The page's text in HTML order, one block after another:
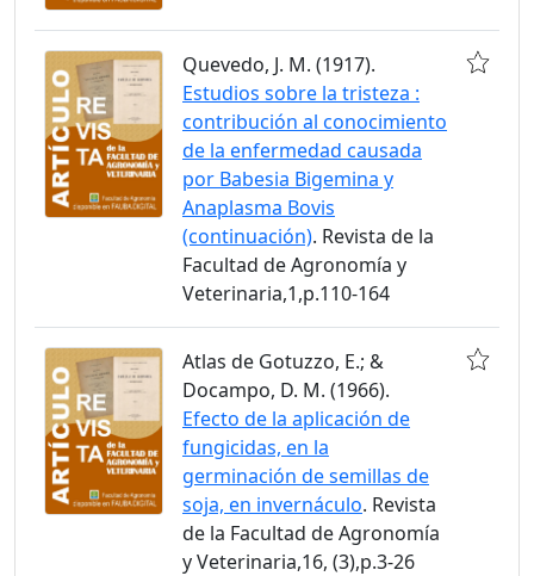
Quevedo, J. M. (1917).
Estudios sobre la tristeza :
contribución al conocimiento
de la enfermedad causada
por Babesia Bigemina y
Anaplasma Bovis
(continuación). Revista de la
Facultad de Agronomía y
Veterinaria,1,p.110-164
Atlas de Gotuzzo, E.; &
Docampo, D. M. (1966).
Efecto de la aplicación de
fungicidas, en la
germinación de semillas de
soja, en invernáculo. Revista
de la Facultad de Agronomía
y Veterinaria,16, (3),p.3-26